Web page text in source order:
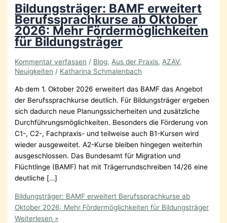
Bildungsträger: BAMF erweitert
Berufssprachkurse ab Oktober
2026: Mehr Fördermöglichkeiten
für Bildungsträger
Kommentar verfassen / Blog,Aus der Praxis,AZAV,
Neuigkeiten / Katharina Schmalenbach
Ab dem 1. Oktober 2026 erweitert das BAMF das Angebot
der Berufssprachkurse deutlich. Für Bildungsträger ergeben
sich dadurch neue Planungssicherheiten und zusätzliche
Durchführungsmöglichkeiten. Besonders die Förderung von
C1-, C2-, Fachpraxis- und teilweise auch B1-Kursen wird
wieder ausgeweitet. A2-Kurse bleiben hingegen weiterhin
ausgeschlossen. Das Bundesamt für Migration und
Flüchtlinge (BAMF) hat mit Trägerrundschreiben 14/26 eine
deutliche […]
Bildungsträger: BAMF erweitert Berufssprachkurse ab
Oktober 2026: Mehr Fördermöglichkeiten für Bildungsträger
Weiterlesen »